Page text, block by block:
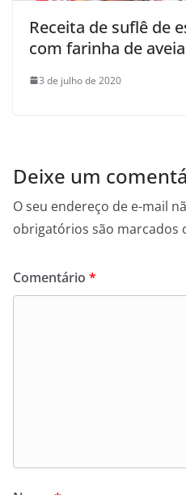
Receita de suflê de
com farinha de
3 de julho de 2020
Deixe um
O seu endereço de e-mail
obrigatórios são marcados
Comentário *